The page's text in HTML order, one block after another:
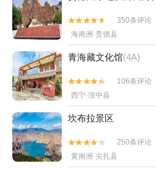


350条评论
海南洲·贵德县
青海藏文化馆(4A)


106条评论
西宁·湟中县
坎布拉景区


250条评论
黄南洲·尖扎县